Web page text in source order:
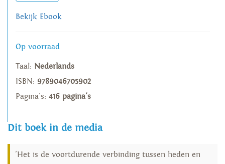
Bekijk Ebook
Op voorraad
Taal: Nederlands
ISBN: 9789046705902
Pagina's: 416 pagina's
Dit boek in de media
'Het is de voortdurende verbinding tussen heden en